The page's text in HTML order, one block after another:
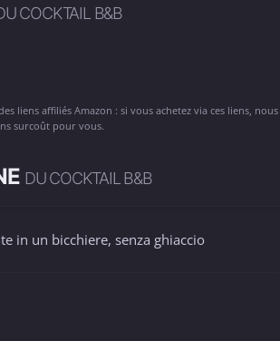
COCKTAIL B&B
liens affiliés Amazon : si vous achetez via ces liens, nous
surcoût pour vous.
DU COCKTAIL B&B
in un bicchiere, senza ghiaccio